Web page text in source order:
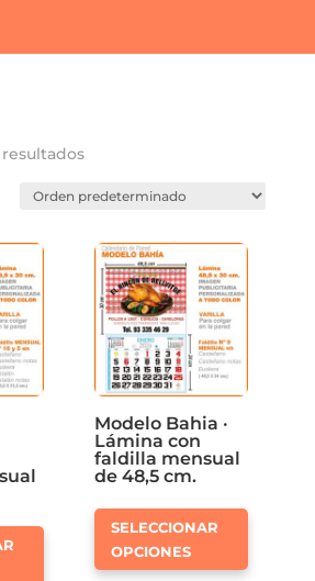
Este
producto
Modelo Bahia ·
Lámina con
faldilla mensual
de 48,5 cm.
SELECCIONAR
OPCIONES
Este
tiene